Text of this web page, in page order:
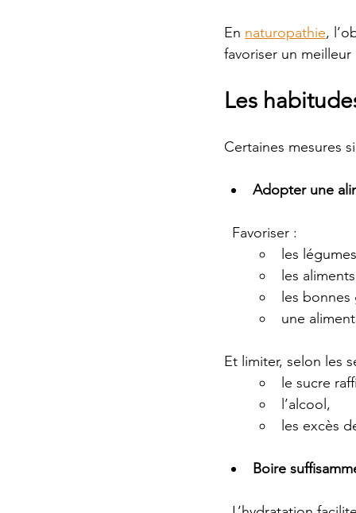
En naturopathie,
favoriser un
Les
Certaines mesures
Adopter une
  Favoriser :
les
les
les bonnes
une
Et limiter, selon les
le sucre
l’alcool,
les excès
Boire